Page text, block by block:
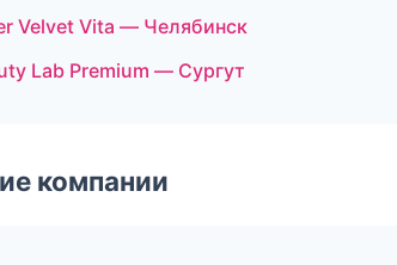
Velvet Vita — Челябинск
Lab Premium — Сургут
компании